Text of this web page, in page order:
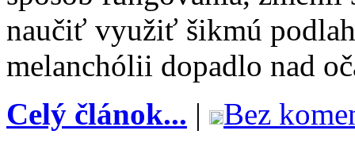
naučiť využiť šikmú
melanchólii dopadlo nad
Celý článok... | Bez